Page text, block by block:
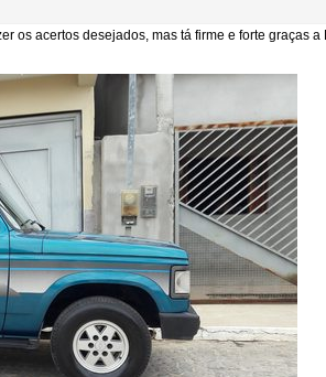
os acertos desejados, mas tá firme e forte graças a